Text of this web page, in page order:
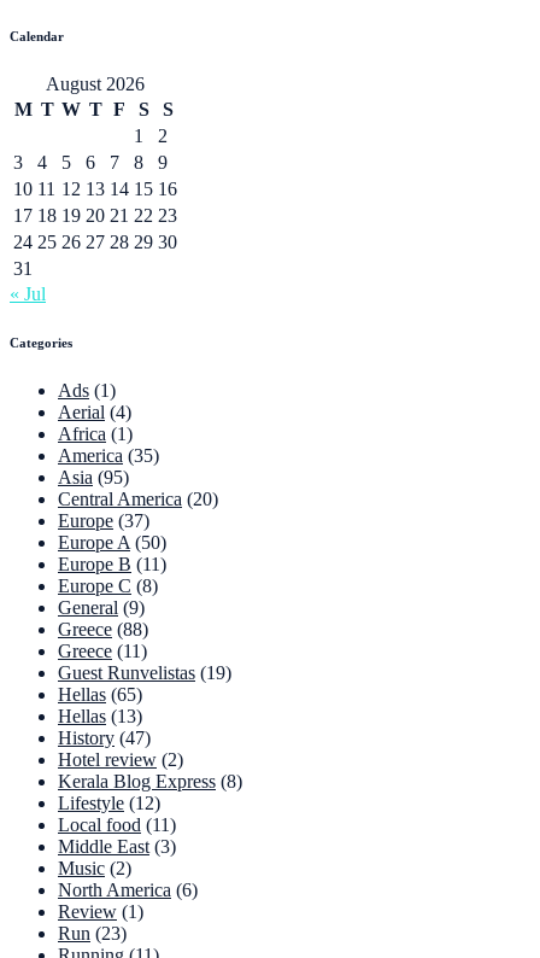
Calendar
August 2026
M T W T F S
S
1
2
3
4 5 6 7 8
9
10 11 12 13 14 15 16
17 18 19 20 21 22 23
24 25 26 27 28 29 30
31
« Jul
Categories
Ads (1)
Aerial (4)
Africa (1)
America (35)
Asia (95)
Central America (20)
Europe (37)
Europe A (50)
Europe B (11)
Europe C (8)
General (9)
Greece (88)
Greece (11)
Guest Runvelistas (19)
Hellas (65)
Hellas (13)
History (47)
Hotel review (2)
Kerala Blog Express (8)
Lifestyle (12)
Local food (11)
Middle East (3)
Music (2)
North America (6)
Review (1)
Run (23)